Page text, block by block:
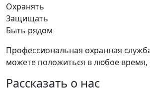
Охранять
Защищать
Быть рядом
Профессиональная охранная
можете положиться в любое
Рассказать о нас